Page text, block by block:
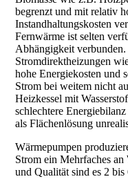
begrenzt und mit relativ
Instandhaltungskosten
Fernwärme ist selten
Abhängigkeit verbunden.
Stromdirektheizungen
hohe Energiekosten und
Strom bei weitem nicht
Heizkessel mit
schlechtere
als Flächenlösung
Wärmepumpen
Strom ein Mehrfaches
und Qualität sind es 2